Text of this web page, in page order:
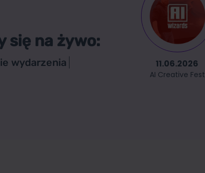
się na żywo:
wydarzenia 11.06.2026
AI Creative Fest